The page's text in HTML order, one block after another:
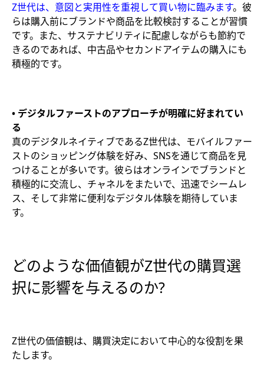
Z世代は、意図と実用性を重視して買い物に臨みます。彼
らは購入前にブランドや商品を比較検討することが習慣
です。また、サステナビリティに配慮しながらも節約で
きるのであれば、中古品やセカンドアイテムの購入にも
積極的です。
• デジタルファーストのアプローチが明確に好まれてい
る
真のデジタルネイティブであるZ世代は、モバイルファー
ストのショッピング体験を好み、SNSを通じて商品を見
つけることが多いです。彼らはオンラインでブランドと
積極的に交流し、チャネルをまたいで、迅速でシームレ
ス、そして非常に便利なデジタル体験を期待していま
す。
どのような価値観がZ世代の購買選
択に影響を与えるのか?
Z世代の価値観は、購買決定において中心的な役割を果
たします。